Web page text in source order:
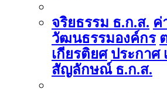
จริยธรรม ธ.ก.ส. ค่
วัฒนธรรมองค์กร
เกียรติยศ ประกาศ
สัญลักษณ์ ธ.ก.ส.